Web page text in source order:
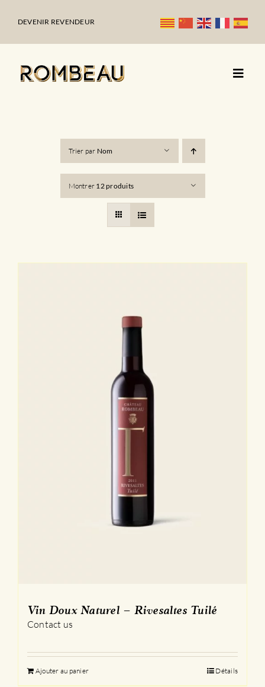
DEVENIR REVENDEUR
Trier par Nom
Montrer 12 produits
Vin Doux Naturel – Rivesaltes Tuilé
Contact us
Ajouter au panier Détails